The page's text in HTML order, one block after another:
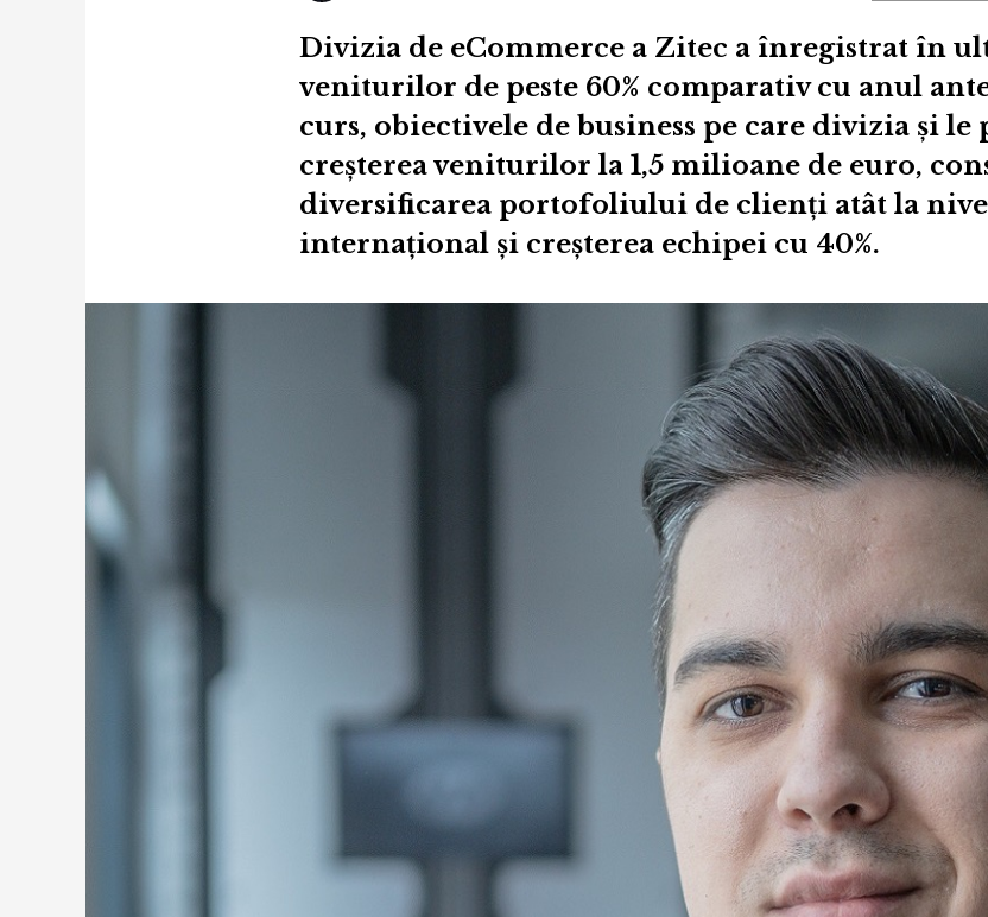
Divizia de eCommerce a Zitec a înregistrat în
veniturilor de peste 60% comparativ cu anul
curs, obiectivele de business pe care divizia și le
creșterea veniturilor la 1,5 milioane de euro,
diversificarea portofoliului de clienți atât la
internațional și creșterea echipei cu 40%.